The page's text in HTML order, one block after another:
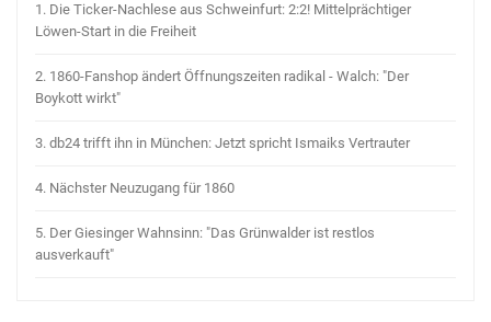
1. Die Ticker-Nachlese aus Schweinfurt: 2:2! Mittelprächtiger
Löwen-Start in die Freiheit
2. 1860-Fanshop ändert Öffnungszeiten radikal - Walch: "Der
Boykott wirkt"
3. db24 trifft ihn in München: Jetzt spricht Ismaiks Vertrauter
4. Nächster Neuzugang für 1860
5. Der Giesinger Wahnsinn: "Das Grünwalder ist restlos
ausverkauft"